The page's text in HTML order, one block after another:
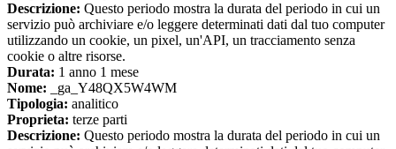
Descrizione: Questo periodo mostra la durata del periodo in cui un
servizio può archiviare e/o leggere determinati dati dal tuo computer
utilizzando un cookie, un pixel, un'API, un tracciamento senza
cookie o altre risorse.
Durata: 1 anno 1 mese
Nome: _ga_Y48QX5W4WM
Tipologia: analitico
Proprieta: terze parti
Descrizione: Questo periodo mostra la durata del periodo in cui un